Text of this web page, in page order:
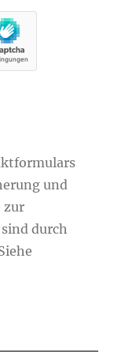
und
zur
durch